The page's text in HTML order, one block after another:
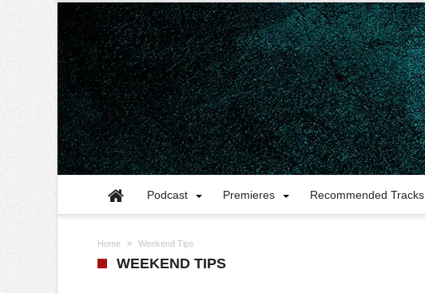
Podcast Premieres Recommended Tracks
Home Weekend Tips
WEEKEND TIPS